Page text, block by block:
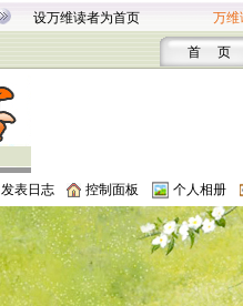
设万维读者为首页 万维
首 页
发表日志 控制面板 个人相册